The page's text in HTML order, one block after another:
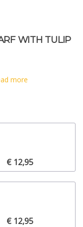
WITH TULIP
more
€ 12,95
€ 12,95